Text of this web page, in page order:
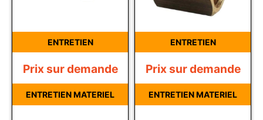
ENTRETIEN
Prix sur demande
ENTRETIEN MATERIEL
ENTRETIEN
Prix sur demande
ENTRETIEN MATERIEL